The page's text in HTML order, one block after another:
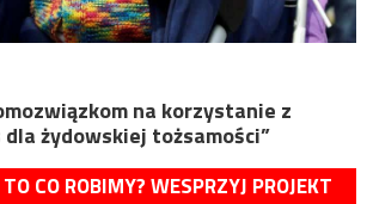
na korzystanie z
żydowskiej tożsamości”
CO ROBIMY? WESPRZYJ PROJEKT